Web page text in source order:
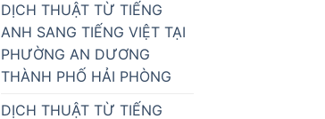
DỊCH THUẬT TỪ TIẾNG
ANH SANG TIẾNG VIỆT TẠI
PHƯỜNG AN DƯƠNG
THÀNH PHỐ HẢI PHÒNG
DỊCH THUẬT TỪ TIẾNG